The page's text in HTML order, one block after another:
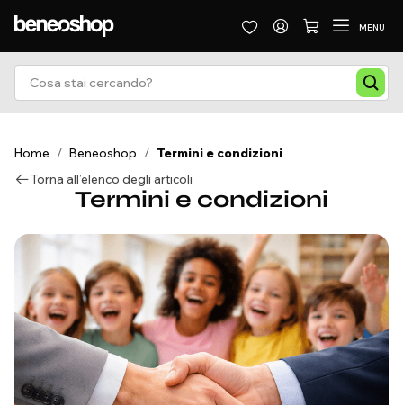
MENU
Home / Beneoshop / Termini e condizioni
Torna all’elenco degli articoli
Termini e condizioni